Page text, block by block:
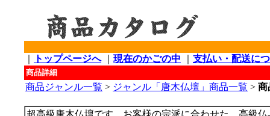
トップページへ｜ 現在のかごの中 支払い・配送に
商品詳細
商品ジャンル一覧 > ジャンル「唐木仏壇」商品一覧 > 商
超高級唐木仏壇です。お客様の宗派に合わせた、高級